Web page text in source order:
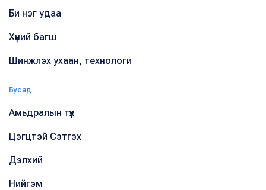
Би нэг удаа
Хүний багш
Шинжлэх ухаан, технологи
Бусад
Амьдралын түүх
Цэгцтэй Сэтгэх
Дэлхий
Нийгэм